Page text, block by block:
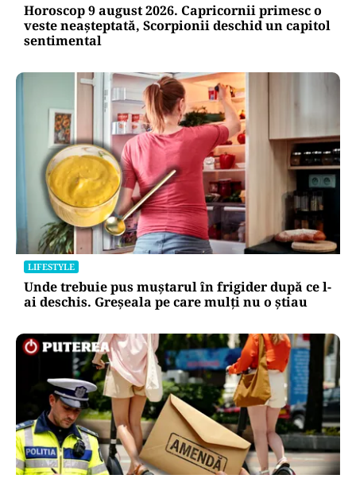
Horoscop 9 august 2026. Capricornii primesc o
veste neașteptată, Scorpionii deschid un capitol
sentimental
LIFESTYLE
Unde trebuie pus muștarul în frigider după ce l-
ai deschis. Greșeala pe care mulți nu o știau